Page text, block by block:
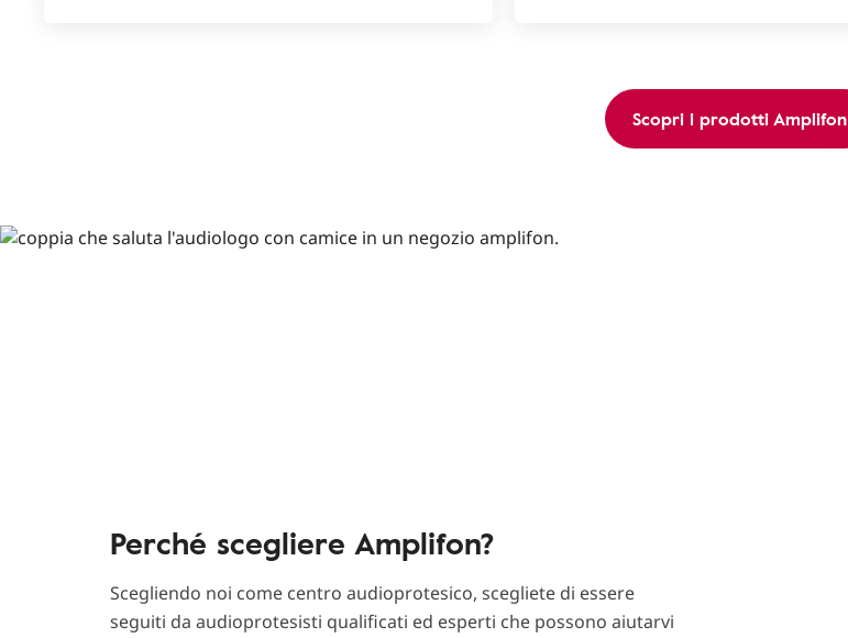
Scopri i prodotti Amplifon
Perché scegliere Amplifon?
Scegliendo noi come centro audioprotesico, scegliete di essere
seguiti da audioprotesisti qualificati ed esperti che possono aiutarvi